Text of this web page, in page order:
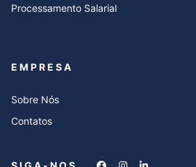
Processamento Salarial
EMPRESA
Sobre Nós
Contatos